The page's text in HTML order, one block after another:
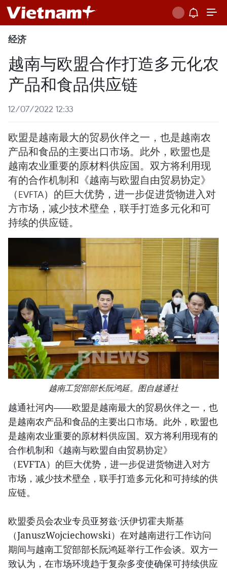
经济
越南与欧盟合作打造多元化农
产品和食品供应链
12/07/2022 12:33
欧盟是越南最大的贸易伙伴之一，也是越南农
产品和食品的主要出口市场。此外，欧盟也是
越南农业重要的原材料供应国。双方将利用现
有的合作机制和《越南与欧盟自由贸易协定》
（EVFTA）的巨大优势，进一步促进货物进入对
方市场，减少技术壁垒，联手打造多元化和可
持续的供应链。
越南工贸部部长阮鸿延。图自越通社
越通社河内——欧盟是越南最大的贸易伙伴之一，也
是越南农产品和食品的主要出口市场。此外，欧盟也
是越南农业重要的原材料供应国。双方将利用现有的
合作机制和《越南与欧盟自由贸易协定》
（EVFTA）的巨大优势，进一步促进货物进入对方
市场，减少技术壁垒，联手打造多元化和可持续的供
应链。
欧盟委员会农业专员亚努兹·沃伊切霍夫斯基
（JanuszWojciechowski）在对越南进行工作访问
期间与越南工贸部部长阮鸿延举行工作会谈。双方一
致认为，在市场环境趋于复杂多变使确保可持续供应